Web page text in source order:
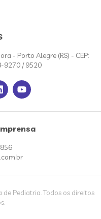
- Porto Alegre (RS) - CEP:
9270 / 9520
Pediatria. Todos os direitos